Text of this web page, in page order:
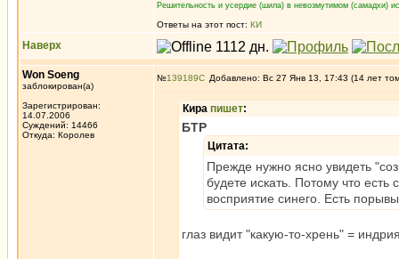
Решительность и усердие (шила) в невозмутимом (самадхи)
Ответы на этот пост: КИ
Наверх
Won Soeng
заблокирован(а)
Зарегистрирован:
14.07.2006
Суждений: 14466
Откуда: Королев
№139189 Добавлено: Вс 27 Янв 13, 17:43 (14 лет
Кира пишет:
БТР
Цитата:
Прежде нужно ясно увидеть
будете искать. Потому что
восприятие синего. Есть
глаз видит "какую-то-хрень" =